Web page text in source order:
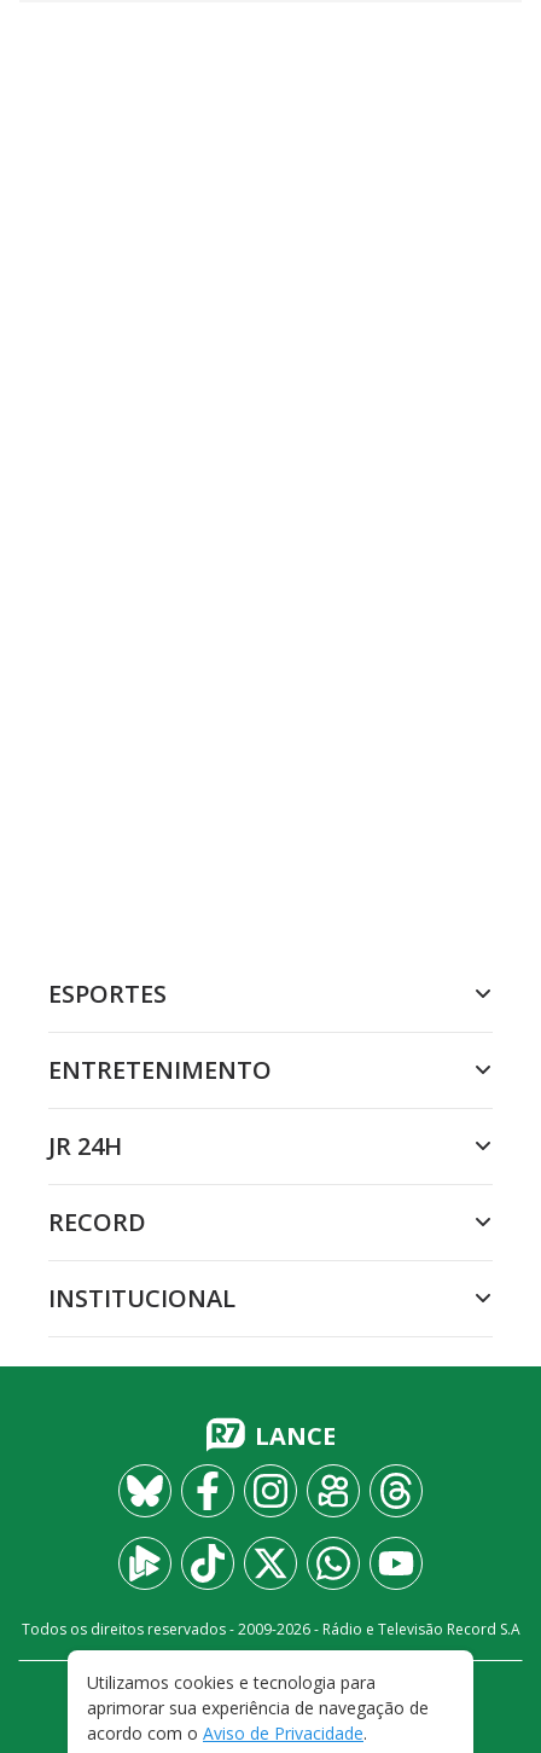
ESPORTES
ENTRETENIMENTO
JR 24H
RECORD
INSTITUCIONAL
LANCE
Todos os direitos reservados - 2009-2026- Rádio e Televisão Record S.A
FALE CONOSCO
PRIVACIDADE
TERMOS E CONDIÇÕES DE USO
Utilizamos cookies e tecnologia para
aprimorar sua experiência de navegação de
acordo com o Aviso de Privacidade.